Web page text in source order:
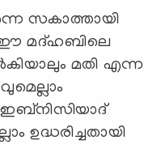
സകാത്തായി
മദ്ഹബിലെ
മതി എന്ന
ഉദ്ധരിച്ചതായി